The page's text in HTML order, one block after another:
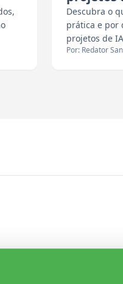
Descubra o
prática e por
projetos de
Por: Redator